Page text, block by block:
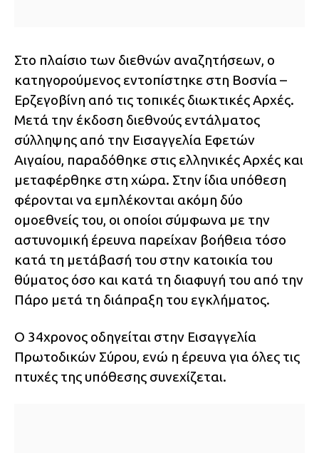
Στο πλαίσιο των διεθνών αναζητήσεων, ο
κατηγορούμενος εντοπίστηκε στη Βοσνία –
Ερζεγοβίνη από τις τοπικές διωκτικές Αρχές.
Μετά την έκδοση διεθνούς εντάλματος
σύλληψης από την Εισαγγελία Εφετών
Αιγαίου, παραδόθηκε στις ελληνικές Αρχές και
μεταφέρθηκε στη χώρα. Στην ίδια υπόθεση
φέρονται να εμπλέκονται ακόμη δύο
ομοεθνείς του, οι οποίοι σύμφωνα με την
αστυνομική έρευνα παρείχαν βοήθεια τόσο
κατά τη μετάβασή του στην κατοικία του
θύματος όσο και κατά τη διαφυγή του από την
Πάρο μετά τη διάπραξη του εγκλήματος.
Ο 34χρονος οδηγείται στην Εισαγγελία
Πρωτοδικών Σύρου, ενώ η έρευνα για όλες τις
πτυχές της υπόθεσης συνεχίζεται.